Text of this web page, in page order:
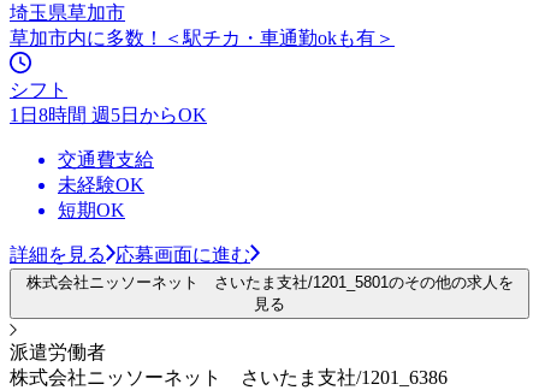
埼玉県草加市
草加市内に多数！＜駅チカ・車通勤okも有＞
シフト
1日8時間 週5日からOK
交通費支給
未経験OK
短期OK
詳細を見る 応募画面に進む
株式会社ニッソーネット さいたま支社/1201_5801のその他の求人を
見る
派遣労働者
株式会社ニッソーネット さいたま支社/1201_6386